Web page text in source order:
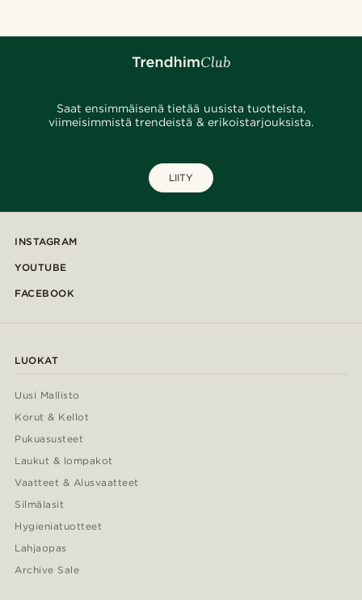
Saat ensimmäisenä tietää uusista tuotteista,
viimeisimmistä trendeistä & erikoistarjouksista.
LIITY
INSTAGRAM
YOUTUBE
FACEBOOK
LUOKAT
Uusi Mallisto
Korut & Kellot
Pukuasusteet
Laukut & lompakot
Vaatteet & Alusvaatteet
Silmälasit
Hygieniatuotteet
Lahjaopas
Archive Sale